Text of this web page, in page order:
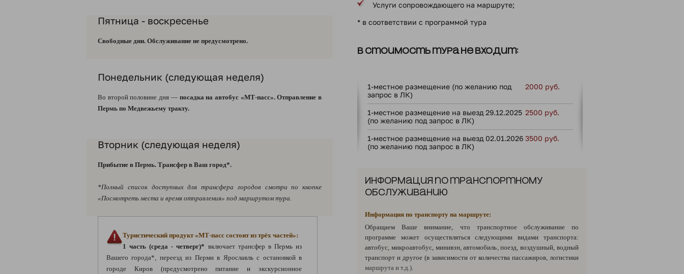
Пятница - воскресенье
Свободные дни. Обслуживание не предусмотрено.
Понедельник (следующая неделя)
Во второй половине дня — посадка на автобус «МТ-пасс». Отправление в
Пермь по Медвежьему тракту.
Вторник (следующая неделя)
Прибытие в Пермь. Трансфер в Ваш город*.
*Полный список доступных для трансфера городов смотри по кнопке
«Посмотреть места и время отправления» под маршрутом тура.
Туристический продукт «МТ-пасс состоит из трёх частей»:
1 часть (среда - четверг)* включает трансфер в Пермь из
Вашего города*, переезд из Перми в Ярославль с остановкой в
городе Киров (предусмотрено питание и экскурсионное
Услуги сопровождающего на маршруте;
* в соответствии с программой тура
В стоимость тура не входит:
1-местное размещение (по желанию под
запрос в ЛК)
2000 руб.
1-местное размещение на выезд 29.12.2025
(по желанию под запрос в ЛК)
2500 руб.
1-местное размещение на выезд 02.01.2026
(по желанию под запрос в ЛК)
3500 руб.
Информация по транспортному
обслуживанию
Информация по транспорту на маршруте:
Обращаем Ваше внимание, что транспортное обслуживание по
программе может осуществляться следующими видами транспорта:
автобус, микроавтобус, минивэн, автомобиль, поезд, воздушный, водный
транспорт и другое (в зависимости от количества пассажиров, логистики
маршрута и т.д.).